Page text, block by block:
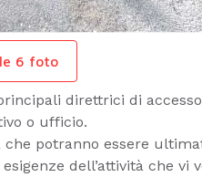
6 foto
direttrici di
o ufficio.
potranno essere
dell’attività che vi